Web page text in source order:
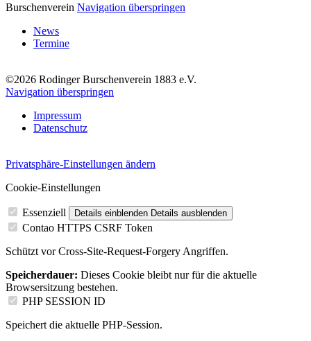
Burschenverein Navigation überspringen
News
Termine
©2026 Rodinger Burschenverein 1883 e.V.
Navigation überspringen
Impressum
Datenschutz
Privatsphäre-Einstellungen ändern
Cookie-Einstellungen
Essenziell Details einblenden Details ausblenden
Contao HTTPS CSRF Token
Schützt vor Cross-Site-Request-Forgery Angriffen.
Speicherdauer: Dieses Cookie bleibt nur für die aktuelle
Browsersitzung bestehen.
PHP SESSION ID
Speichert die aktuelle PHP-Session.